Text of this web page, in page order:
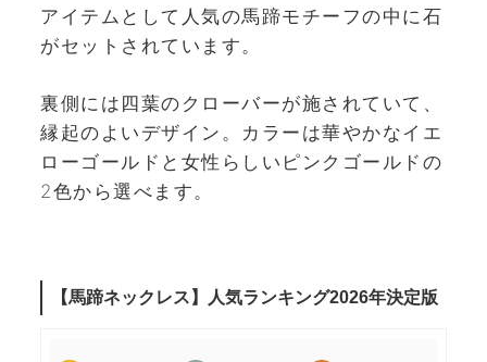
アイテムとして人気の馬蹄モチーフの中に石
がセットされています。
裏側には四葉のクローバーが施されていて、
縁起のよいデザイン。カラーは華やかなイエ
ローゴールドと女性らしいピンクゴールドの
2色から選べます。